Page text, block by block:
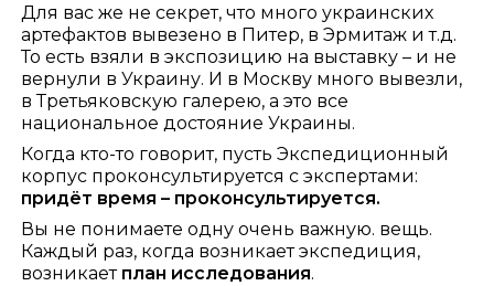
Для вас же не секрет, что много украинских
артефактов вывезено в Питер, в Эрмитаж и т.д.
То есть взяли в экспозицию на выставку – и не
вернули в Украину. И в Москву много вывезли,
в Третьяковскую галерею, а это все
национальное достояние Украины.
Когда кто-то говорит, пусть Экспедиционный
корпус проконсультируется с экспертами:
придёт время – проконсультируется.
Вы не понимаете одну очень важную. вещь.
Каждый раз, когда возникает экспедиция,
возникает план исследования.